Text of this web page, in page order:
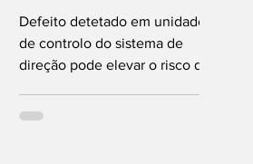
Defeito detetado em unidade
de controlo do sistema de
direção pode elevar o risco de
prontamente à sua correção.